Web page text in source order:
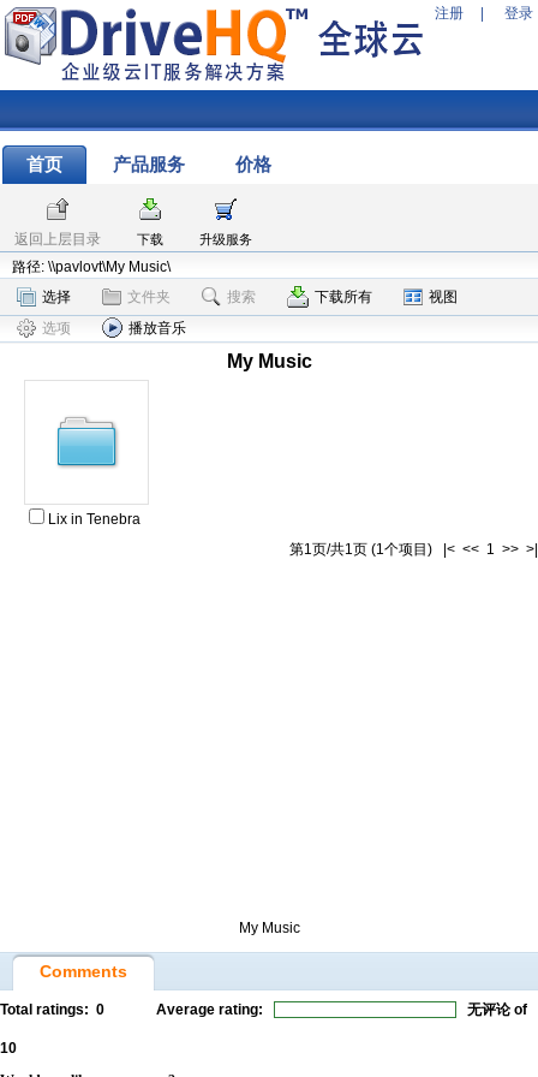
注册 登录
首页 产品服务 价格
返回上层目录 下载 升级服务
路径: \\pavlovt\My Music\
选择
文件夹 搜索 下载所有
视图
选项
播放音乐
My Music
Lix in Tenebra
第1页/共1页 (1个项目) |< << 1 >> >|
My Music
Comments
Total ratings: 0 Average rating: 无评论of
10